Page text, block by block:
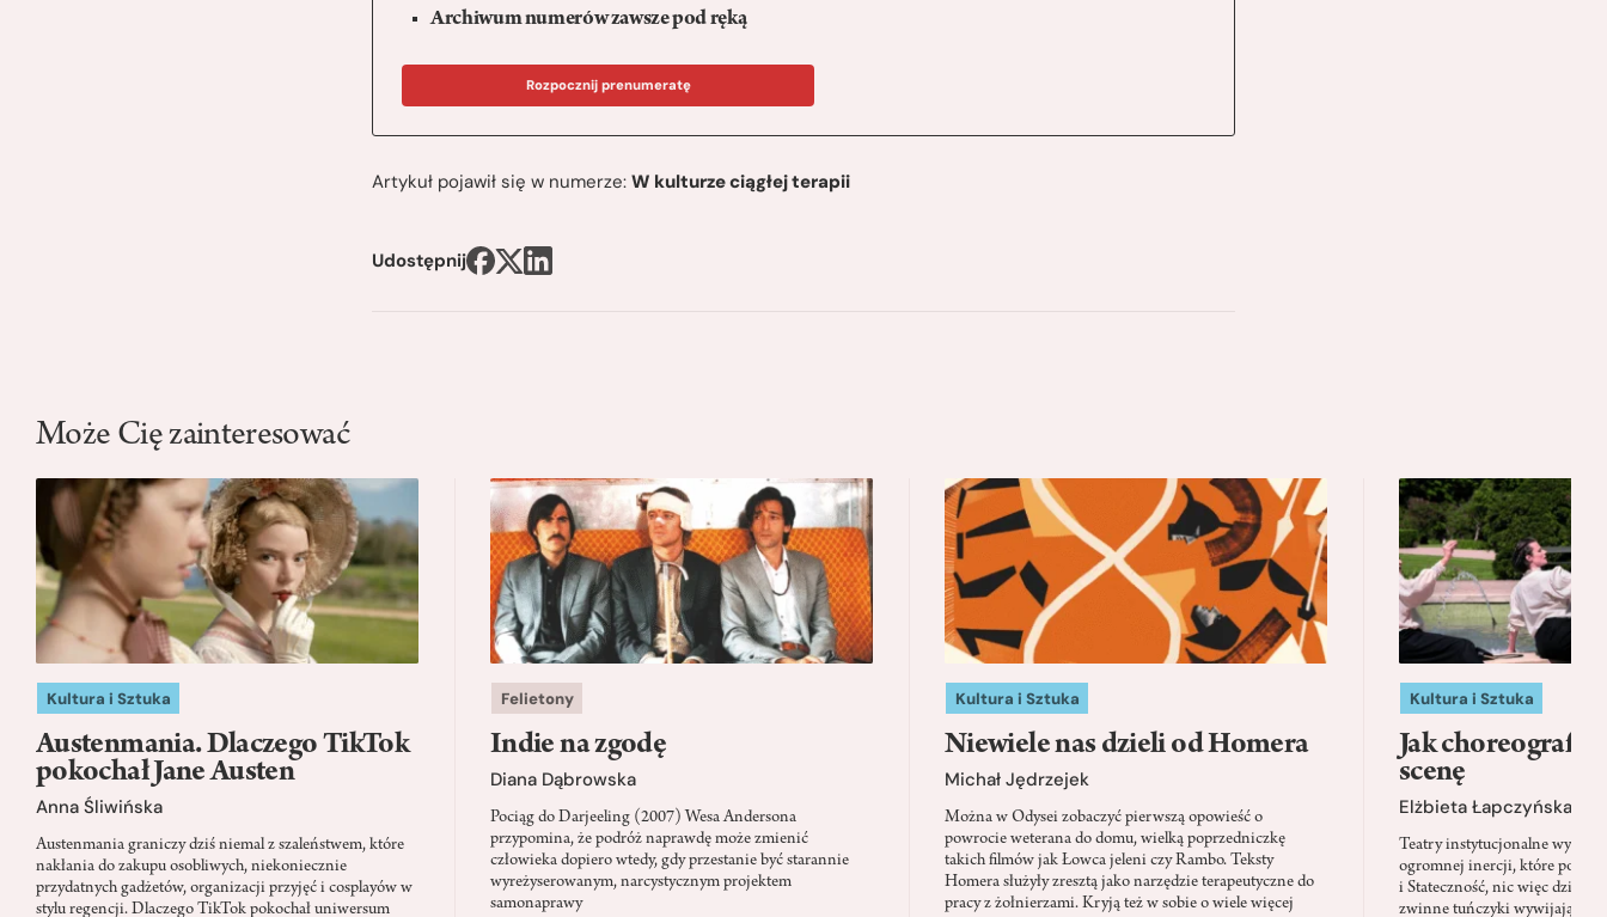
Archiwum numerów zawsze pod ręką
Rozpocznij prenumeratę
Artykuł pojawił się w numerze:W kulturze ciągłej terapii
Udostępnij
Może Cię zainteresować
Kultura i Sztuka
Austenmania. Dlaczego TikTok
pokochał Jane Austen
Anna Śliwińska
Austenmania graniczy dziś niemal z szaleństwem, które
nakłania do zakupu osobliwych, niekoniecznie
przydatnych gadżetów, organizacji przyjęć i cosplayów w
stylu regencji. Dlaczego TikTok pokochał uniwersum
Felietony
Indie na zgodę
Diana Dąbrowska
Pociąg do Darjeeling (2007) Wesa Andersona
przypomina, że podróż naprawdę może zmienić
człowieka dopiero wtedy, gdy przestanie być starannie
wyreżyserowanym, narcystycznym projektem
samonaprawy
Kultura i Sztuka
Niewiele nas dzieli od Homera
Michał Jędrzejek
Można w Odysei zobaczyć pierwszą opowieść o
powrocie weterana do domu, wielką poprzedniczkę
takich filmów jak Łowca jeleni czy Rambo. Teksty
Homera służyły zresztą jako narzędzie terapeutyczne do
pracy z żołnierzami. Kryją też w sobie o wiele więcej
Kultura i Sztuka
Jak
scenę
Elżbieta Łapczyńska
Teatry instytucjonalne
ogromnej inercji, które ponad
i Stateczność, nic więc
zwinne tuńczyki wywijają